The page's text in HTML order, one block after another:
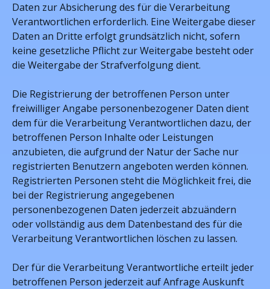
Daten zur Absicherung des für die Verarbeitung
Verantwortlichen erforderlich. Eine Weitergabe dieser
Daten an Dritte erfolgt grundsätzlich nicht, sofern
keine gesetzliche Pflicht zur Weitergabe besteht oder
die Weitergabe der Strafverfolgung dient.
Die Registrierung der betroffenen Person unter
freiwilliger Angabe personenbezogener Daten dient
dem für die Verarbeitung Verantwortlichen dazu, der
betroffenen Person Inhalte oder Leistungen
anzubieten, die aufgrund der Natur der Sache nur
registrierten Benutzern angeboten werden können.
Registrierten Personen steht die Möglichkeit frei, die
bei der Registrierung angegebenen
personenbezogenen Daten jederzeit abzuändern
oder vollständig aus dem Datenbestand des für die
Verarbeitung Verantwortlichen löschen zu lassen.
Der für die Verarbeitung Verantwortliche erteilt jeder
betroffenen Person jederzeit auf Anfrage Auskunft